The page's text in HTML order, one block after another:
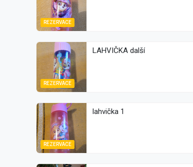
REZERVACE
REZERVACE
LAHVIČKA další
REZERVACE
lahvička 1